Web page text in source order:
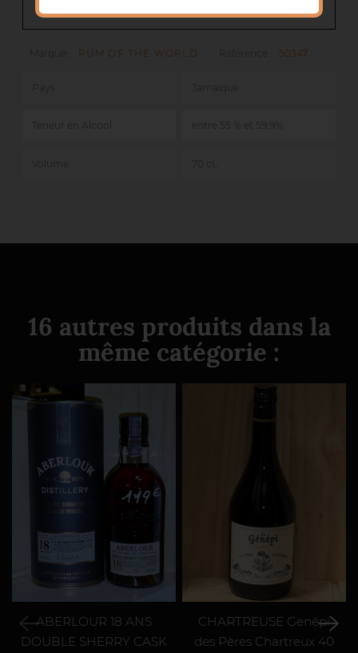
RUM OF THE WORLD 50347
16 autres produits dans la
même catégorie :
ABERLOUR 18 ANS
DOUBLE SHERRY CASK
CHARTREUSE Genépi
des Pères Chartreux 40